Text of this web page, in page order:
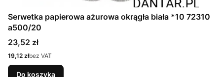
Serwetka papierowa ażurowa okrągła biała *10 72310
a500/20
Cena
23,52 zł
Cena
19,12 złbez VAT
Do koszyka